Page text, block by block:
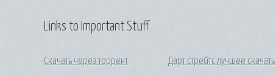
Links to Important Stuff
Скачать через торрент
Дарт стрейтс лучшее скачать